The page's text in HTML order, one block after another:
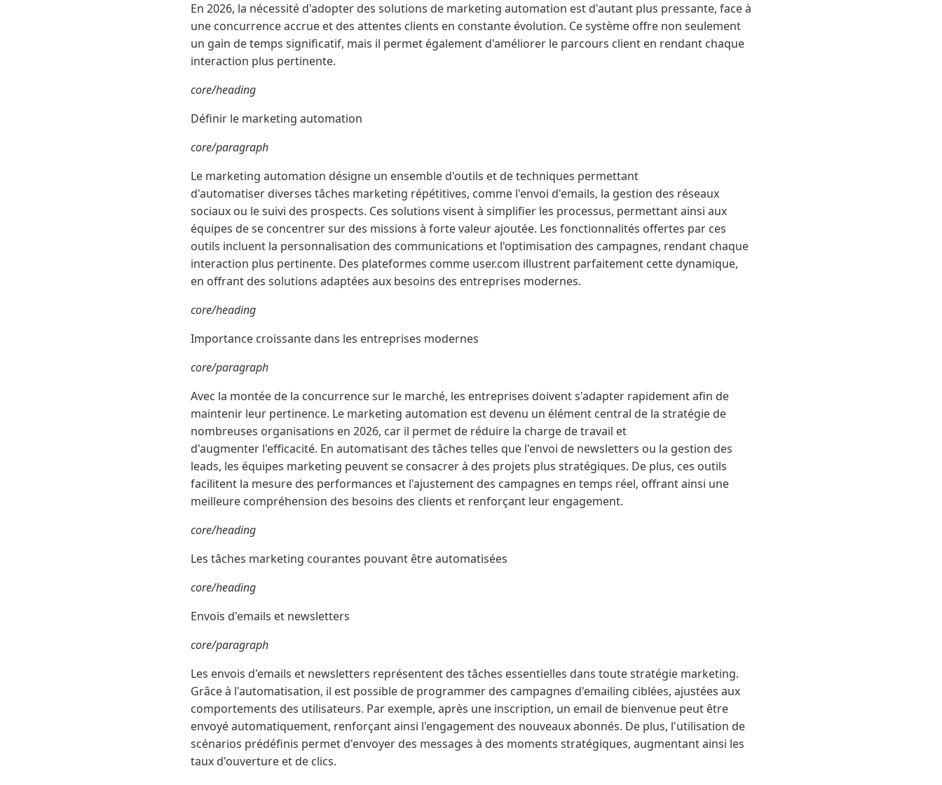
En 2026, la nécessité d'adopter des solutions de marketing automation est d'autant plus pressante, face à
une concurrence accrue et des attentes clients en constante évolution. Ce système offre non seulement
un gain de temps significatif, mais il permet également d'améliorer le parcours client en rendant chaque
interaction plus pertinente.
core/heading
Définir le marketing automation
core/paragraph
Le marketing automation désigne un ensemble d'outils et de techniques permettant
d'automatiser diverses tâches marketing répétitives, comme l'envoi d'emails, la gestion des réseaux
sociaux ou le suivi des prospects. Ces solutions visent à simplifier les processus, permettant ainsi aux
équipes de se concentrer sur des missions à forte valeur ajoutée. Les fonctionnalités offertes par ces
outils incluent la personnalisation des communications et l'optimisation des campagnes, rendant chaque
interaction plus pertinente. Des plateformes comme user.com illustrent parfaitement cette dynamique,
en offrant des solutions adaptées aux besoins des entreprises modernes.
core/heading
Importance croissante dans les entreprises modernes
core/paragraph
Avec la montée de la concurrence sur le marché, les entreprises doivent s'adapter rapidement afin de
maintenir leur pertinence. Le marketing automation est devenu un élément central de la stratégie de
nombreuses organisations en 2026, car il permet de réduire la charge de travail et
d'augmenter l'efficacité. En automatisant des tâches telles que l'envoi de newsletters ou la gestion des
leads, les équipes marketing peuvent se consacrer à des projets plus stratégiques. De plus, ces outils
facilitent la mesure des performances et l'ajustement des campagnes en temps réel, offrant ainsi une
meilleure compréhension des besoins des clients et renforçant leur engagement.
core/heading
Les tâches marketing courantes pouvant être automatisées
core/heading
Envois d'emails et newsletters
core/paragraph
Les envois d'emails et newsletters représentent des tâches essentielles dans toute stratégie marketing.
Grâce à l'automatisation, il est possible de programmer des campagnes d'emailing ciblées, ajustées aux
comportements des utilisateurs. Par exemple, après une inscription, un email de bienvenue peut être
envoyé automatiquement, renforçant ainsi l'engagement des nouveaux abonnés. De plus, l'utilisation de
scénarios prédéfinis permet d'envoyer des messages à des moments stratégiques, augmentant ainsi les
taux d'ouverture et de clics.